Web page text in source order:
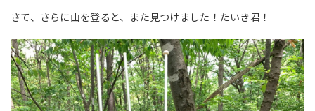
さて、さらに山を登ると、また見つけました！たいき君！